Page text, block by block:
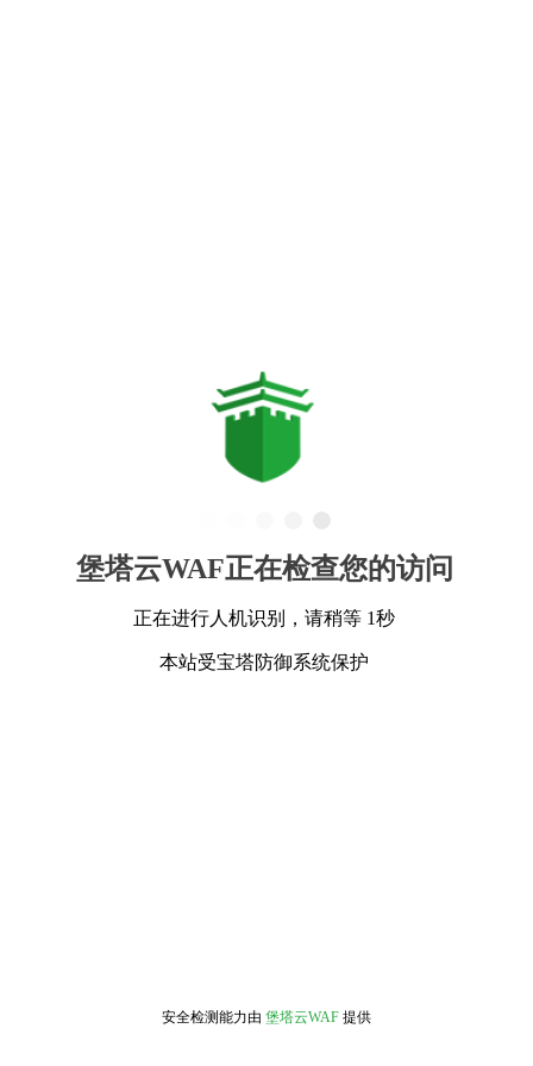
堡塔云WAF正在检查您的访问
正在进行人机识别，请稍等 1秒
本站受宝塔防御系统保护
安全检测能力由 堡塔云WAF 提供